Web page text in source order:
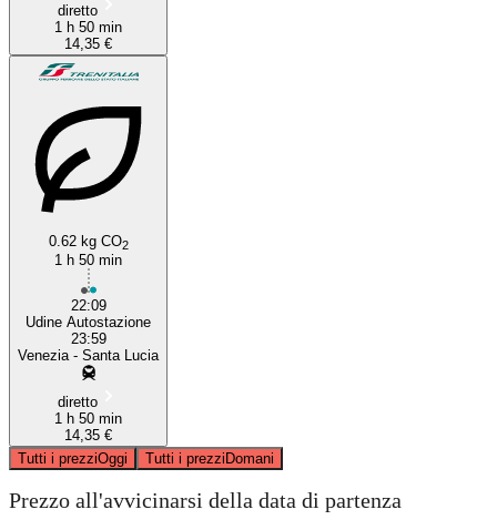
diretto
1 h 50 min
14,35 €
0.62 kg CO2
1 h 50 min
22:09
Udine Autostazione
23:59
Venezia - Santa Lucia
diretto
1 h 50 min
14,35 €
Tutti i prezziOggi Tutti i prezziDomani
Prezzo all'avvicinarsi della data di partenza